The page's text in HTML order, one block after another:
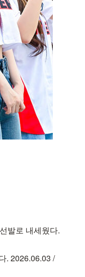
발로 내세웠다.
. 2026.06.03 /